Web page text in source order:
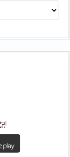
!